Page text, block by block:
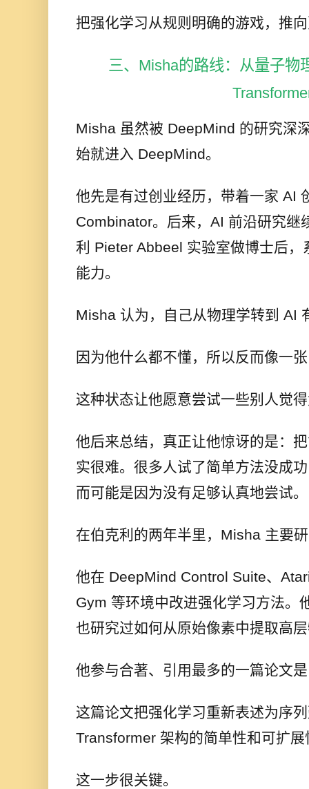
把强化学习从规则明确的游戏，推
三、Misha的路线：从量子物
Misha 虽然被 DeepMind 的研究深
始就进入 DeepMind。
他先是有过创业经历，带着一家 AI
Combinator。后来，AI 前沿研究继
利 Pieter Abbeel 实验室做博士后，
能力。
Misha 认为，自己从物理学转到 AI
因为他什么都不懂，所以反而像一
这种状态让他愿意尝试一些别人觉
他后来总结，真正让他惊讶的是：
实很难。很多人试了简单方法没成
而可能是因为没有足够认真地尝试。
在伯克利的两年半里，Misha 主要
他在 DeepMind Control Suite、
Gym 等环境中改进强化学习方法。
也研究过如何从原始像素中提取高
他参与合著、引用最多的一篇论文
这篇论文把强化学习重新表述为序
Transformer 架构的简单性和可扩展
这一步很关键。